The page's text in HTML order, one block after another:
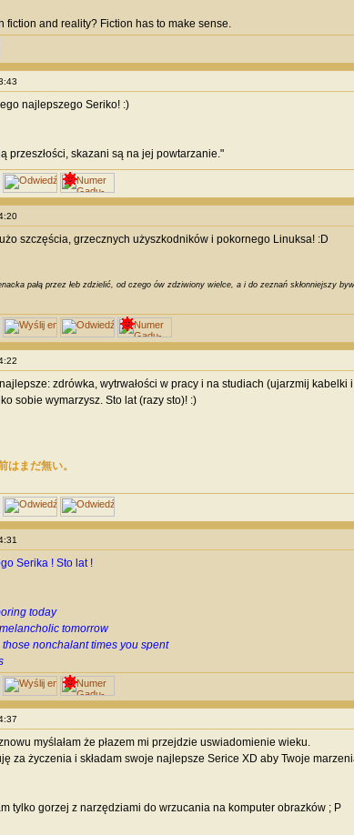
fiction and reality? Fiction has to make sense.
najlepszego Seriko! :)
przeszłości, skazani są na jej powtarzanie."
szczęścia, grzecznych użyszkodników i pokornego Linuksa! :D
pałą przez łeb zdzielić, od czego ów zdziwiony wielce, a i do zeznań skłonniejszy
zdrówka, wytrwałości w pracy i na studiach (ujarzmij
sobie wymarzysz. Sto lat (razy sto)! :)
はまだ無い。
Serika ! Sto lat !
today
tomorrow
nonchalant times you spent
myślałam że płazem mi przejdzie uswiadomienie wieku.
za życzenia i składam swoje najlepsze Serice XD aby Twoje
tylko gorzej z narzędziami do wrzucania na komputer obrazków ; P